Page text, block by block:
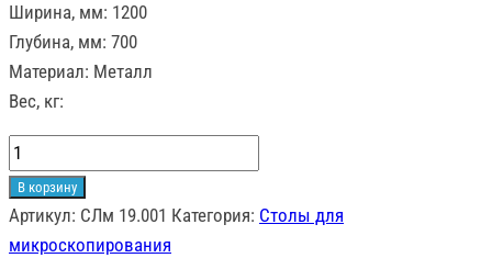
Ширина, мм: 1200
Глубина, мм: 700
Материал: Металл
Вес, кг:
Количество
товара
Стол
для
В корзину
Артикул: СЛм 19.001 Категория: Столы для
микроскопирования